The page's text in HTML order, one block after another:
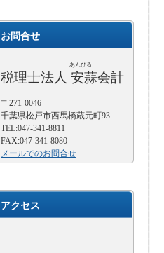
お問合せ
あんびる
税理士法人 安蒜会計
〒271-0046
千葉県松戸市西馬橋蔵元町93
TEL:047-341-8811
FAX:047-341-8080
メールでのお問合せ
アクセス